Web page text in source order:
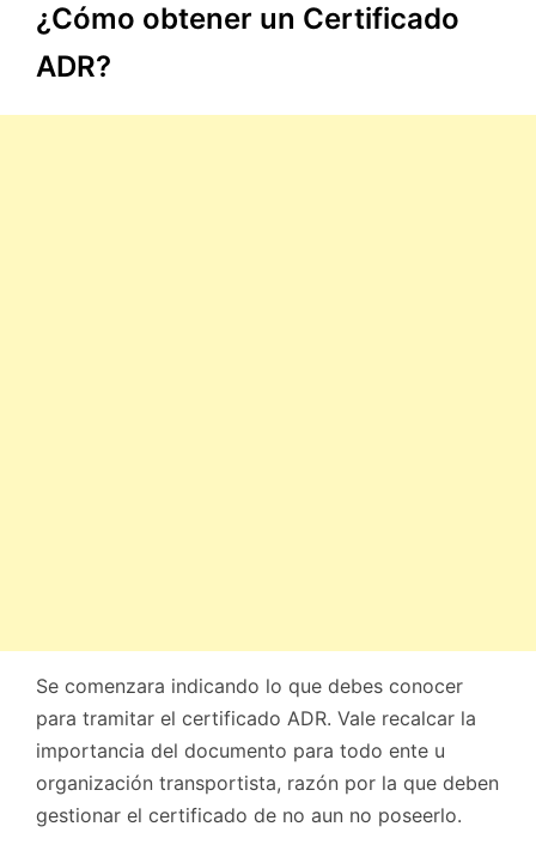
¿Cómo obtener un Certificado
ADR?
Se comenzara indicando lo que debes conocer
para tramitar el certificado ADR. Vale recalcar la
importancia del documento para todo ente u
organización transportista, razón por la que deben
gestionar el certificado de no aun no poseerlo.